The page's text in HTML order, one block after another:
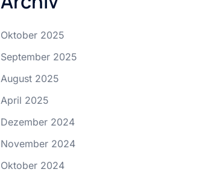
Oktober 2025
September 2025
August 2025
April 2025
Dezember 2024
November 2024
Oktober 2024